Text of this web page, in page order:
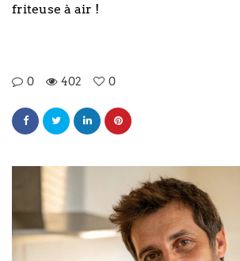
friteuse à air !
0 402 0